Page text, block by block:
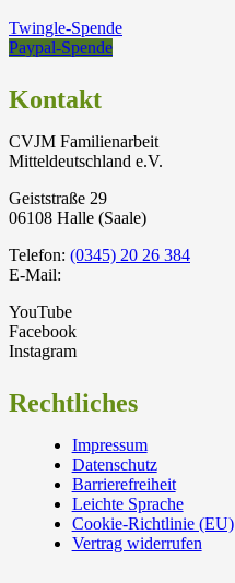
Twingle-Spende
Paypal-Spende
Kontakt
CVJM Familienarbeit
Mitteldeutschland e.V.
Geiststraße 29
06108 Halle (Saale)
Telefon: (0345) 20 26 384
E-Mail:
YouTube
Facebook
Instagram
Rechtliches
Impressum
Datenschutz
Barrierefreiheit
Leichte Sprache
Cookie-Richtlinie (EU)
Vertrag widerrufen